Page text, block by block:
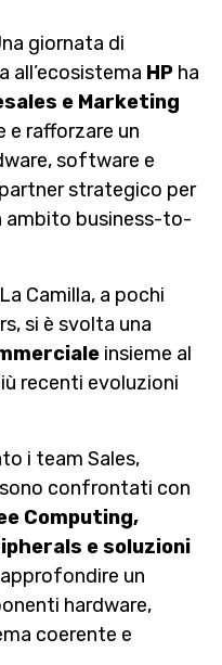
giornata di
all’ecosistema HP ha
e Marketing
e rafforzare un
software e
strategico per
ambito business-to-
Camilla, a pochi
si è svolta una
insieme al
recenti evoluzioni
i team Sales,
sono confrontati con
Computing,
e soluzioni
un
hardware,
coerente e